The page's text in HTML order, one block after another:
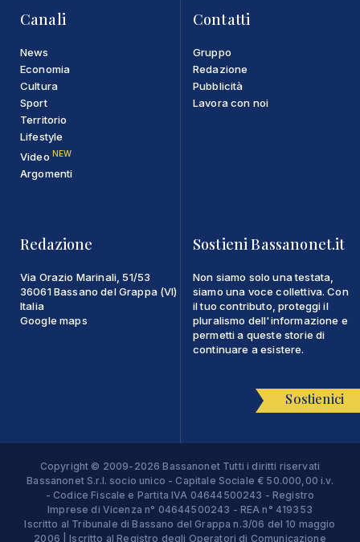
Canali
News
Economia
Cultura
Sport
Territorio
Lifestyle
Video NEW
Argomenti
Contatti
Gruppo
Redazione
Pubblicità
Lavora con noi
Redazione
Via Orazio Marinali, 51/53
36061 Bassano del Grappa (VI)
Italia
Google maps
Sostieni Bassanonet.it
Non siamo solo una testata,
siamo una voce collettiva. Con
il tuo contributo, proteggi il
pluralismo dell'informazione e
permetti a queste storie di
continuare a esistere.
Sostienici
Copyright © 2009-2026 Bassanonet Tutti i diritti riservati
Bassanonet S.r.l. socio unico - Capitale Sociale € 50.000,00 i.v.
- Codice Fiscale e Partita IVA 04644500243 - Registro
Imprese di Vicenza n° 04644500243 - REA n° 419353
Iscritto al Tribunale di Bassano del Grappa n.3/06 del 10 maggio
2006 | Iscritto al Registro degli Operatori di Comunicazione